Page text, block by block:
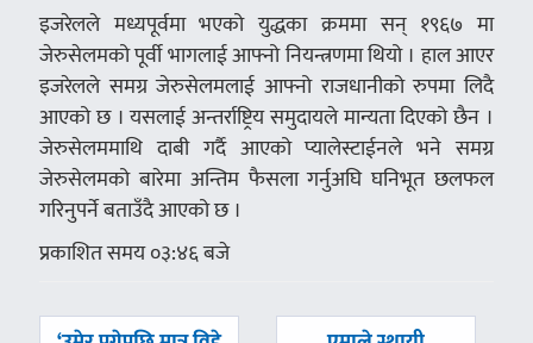
इजरेलले मध्यपूर्वमा भएको युद्धका क्रममा सन् १९६७ मा
जेरुसेलमको पूर्वी भागलाई आफ्नो नियन्त्रणमा थियो । हाल आएर
इजरेलले समग्र जेरुसेलमलाई आफ्नो राजधानीको रुपमा लिदै
आएको छ । यसलाई अन्तर्राष्ट्रिय समुदायले मान्यता दिएको छैन ।
जेरुसेलममाथि दाबी गर्दै आएको प्यालेस्टाईनले भने समग्र
जेरुसेलमको बारेमा अन्तिम फैसला गर्नुअघि घनिभूत छलफल
गरिनुपर्ने बताउँदै आएको छ ।
प्रकाशित समय ०३:४६ बजे